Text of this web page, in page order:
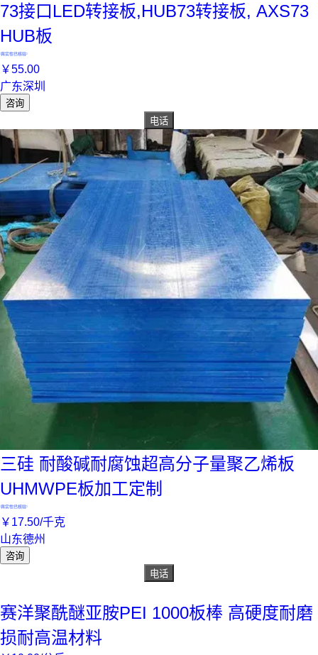
73接口LED转接板,HUB73转接板, AXS73
HUB板
真实性已核验
￥55.00
广东深圳
咨询
电话
三硅 耐酸碱耐腐蚀超高分子量聚乙烯板
UHMWPE板加工定制
真实性已核验
￥ 17.50/千克
山东德州
咨询
电话
赛洋聚酰醚亚胺PEI 1000板棒 高硬度耐磨
损耐高温材料